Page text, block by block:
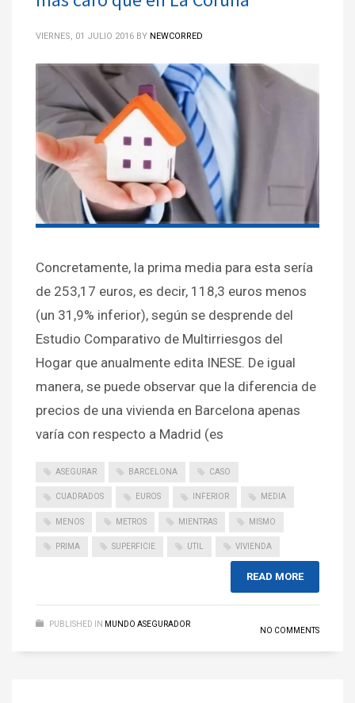
VIERNES, 01 JULIO 2016 BY NEWCORRED
Concretamente, la prima media para esta sería
de 253,17 euros, es decir, 118,3 euros menos
(un 31,9% inferior), según se desprende del
Estudio Comparativo de Multirriesgos del
Hogar que anualmente edita INESE. De igual
manera, se puede observar que la diferencia de
precios de una vivienda en Barcelona apenas
varía con respecto a Madrid (es
ASEGURAR BARCELONA CASO
CUADRADOS EUROS INFERIOR MEDIA
MENOS METROS MIENTRAS MISMO
PRIMA SUPERFICIE UTIL VIVIENDA
READ MORE
PUBLISHED IN MUNDO ASEGURADOR
NO COMMENTS